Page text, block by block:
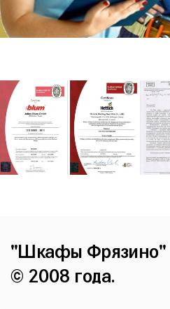
"Шкафы Фрязино"
© 2008 года.